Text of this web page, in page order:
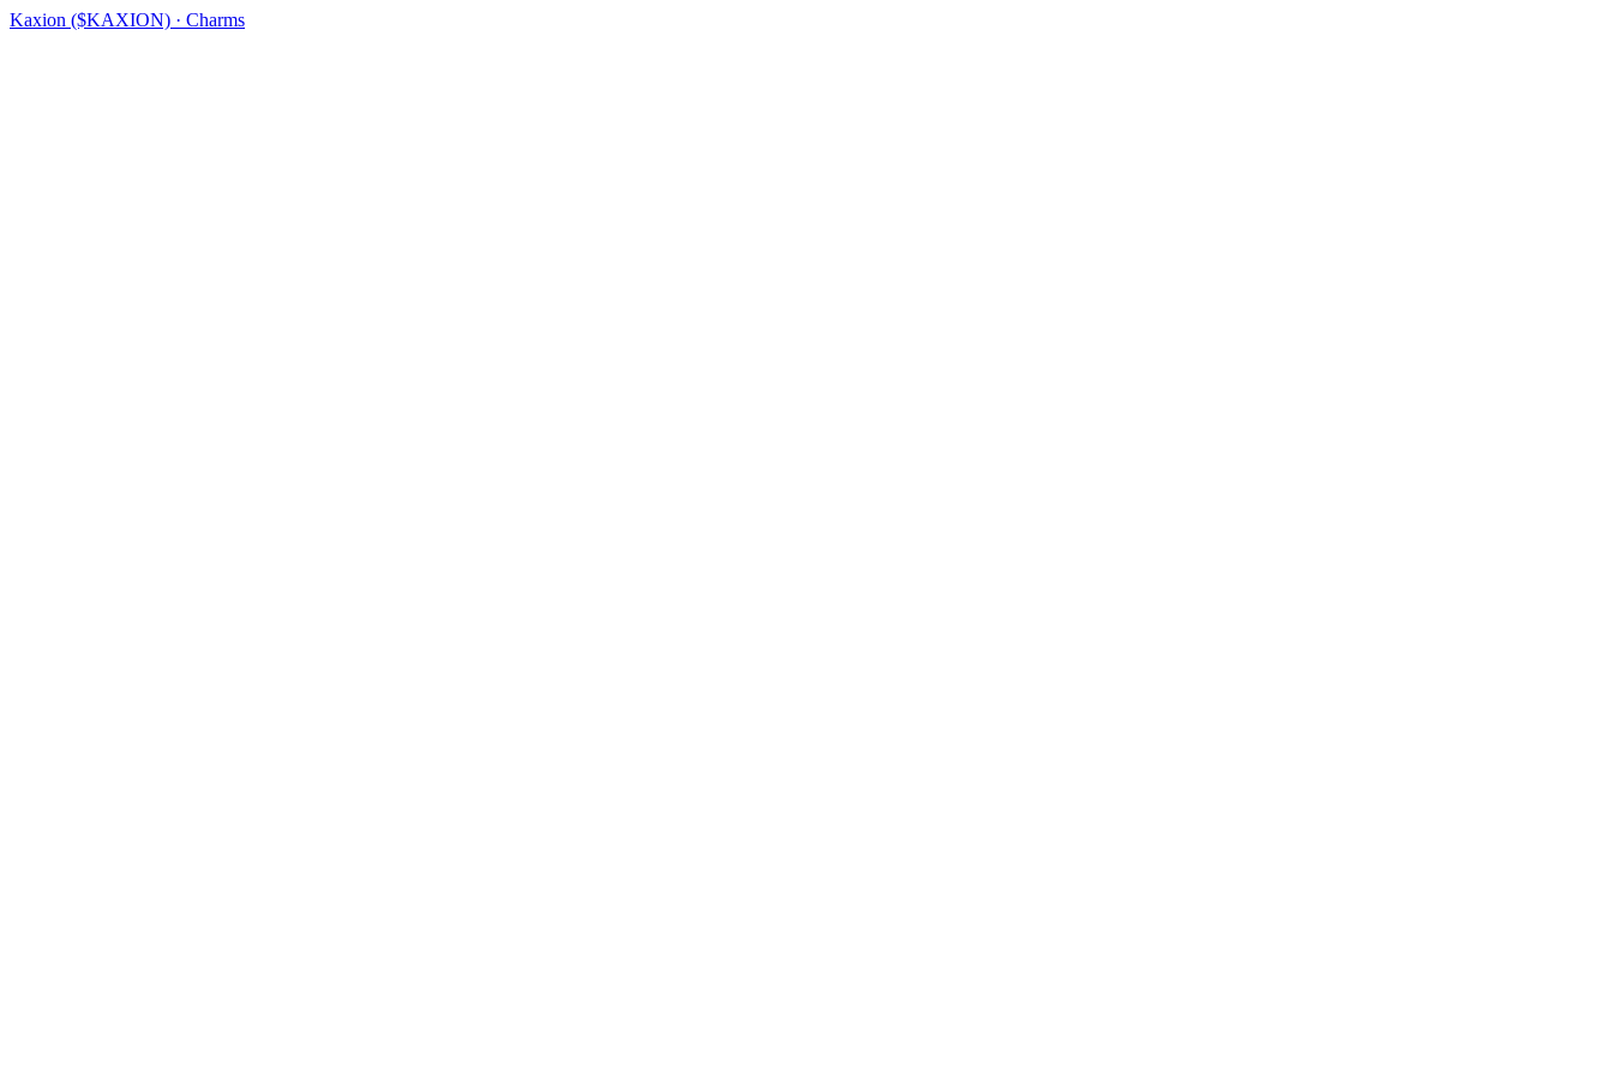
Kaxion ($KAXION) · Charms